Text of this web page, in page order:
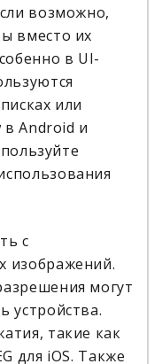
возможно,
вместо их
в UI-
или
в Android и
с
изображений.
могут
устройства.
такие как
для iOS. Также